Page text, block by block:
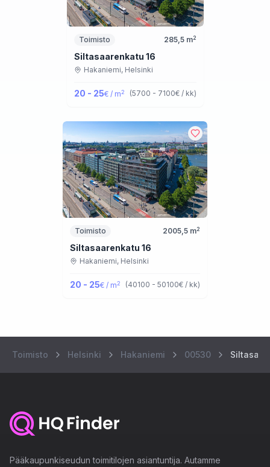
Toimisto 285,5m2
Siltasaarenkatu 16
Hakaniemi, Helsinki
20 - 25€ / m2 (5700 - 7100€ / kk)
Toimisto 2005,5 m2
Siltasaarenkatu 16
Hakaniemi, Helsinki
20 - 25€ / m2 (40100 - 50100€ / kk)
Toimisto Helsinki Hakaniemi 00530
Pääkaupunkiseudun toimitilojen asiantuntija. Autamme